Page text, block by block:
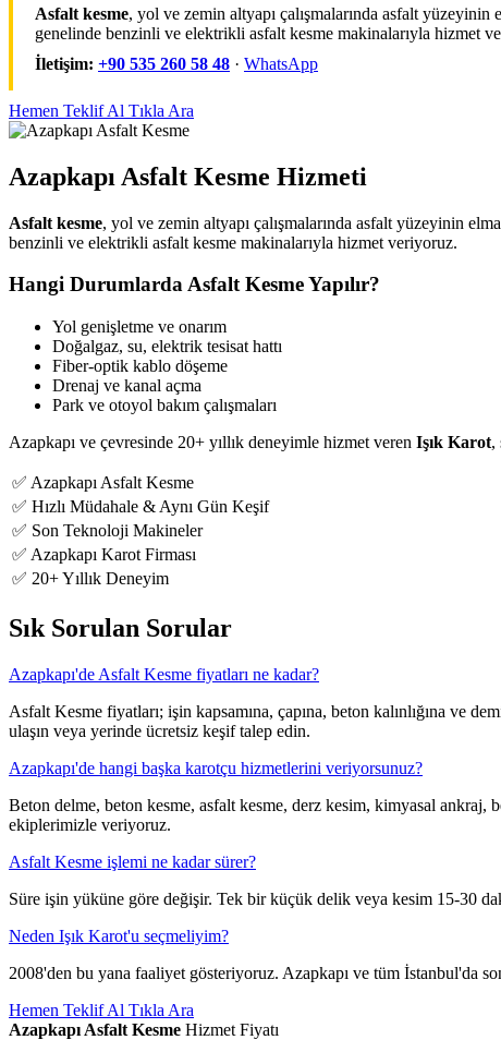
Asfalt kesme, yol ve zemin altyapı çalışmalarında asfalt
genelinde benzinli ve elektrikli asfalt kesme makinalarıyla hizmet
İletişim: +90 535 260 58 48 · WhatsApp
Hemen Teklif Al Tıkla Ara
Azapkapı Asfalt Kesme Hizmeti
Asfalt kesme, yol ve zemin altyapı çalışmalarında asfalt yüzeyinin
benzinli ve elektrikli asfalt kesme makinalarıyla hizmet veriyoruz.
Hangi Durumlarda Asfalt Kesme Yapılır?
Yol genişletme ve onarım
Doğalgaz, su, elektrik tesisat hattı
Fiber-optik kablo döşeme
Drenaj ve kanal açma
Park ve otoyol bakım çalışmaları
Azapkapı ve çevresinde 20+ yıllık deneyimle hizmet veren Işık Karot,
✅ Azapkapı Asfalt Kesme
✅ Hızlı Müdahale & Aynı Gün Keşif
✅ Son Teknoloji Makineler
✅ Azapkapı Karot Firması
✅ 20+ Yıllık Deneyim
Sık Sorulan Sorular
Azapkapı'de Asfalt Kesme fiyatları ne kadar?
Asfalt Kesme fiyatları; işin kapsamına, çapına, beton kalınlığına ve
ulaşın veya yerinde ücretsiz keşif talep edin.
Azapkapı'de hangi başka karotçu hizmetlerini veriyorsunuz?
Beton delme, beton kesme, asfalt kesme, derz kesim, kimyasal
ekiplerimizle veriyoruz.
Asfalt Kesme işlemi ne kadar sürer?
Süre işin yüküne göre değişir. Tek bir küçük delik veya kesim 15-30
Neden Işık Karot'u seçmeliyim?
2008'den bu yana faaliyet gösteriyoruz. Azapkapı ve tüm İstanbul'da
Hemen Teklif Al Tıkla Ara
Azapkapı Asfalt Kesme Hizmet Fiyatı